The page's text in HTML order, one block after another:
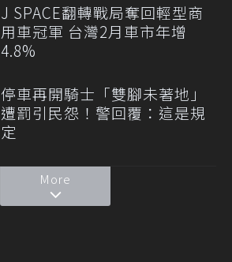
J SPACE翻轉戰局奪回輕型商
用車冠軍 台灣2月車市年增
4.8%
停車再開騎士「雙腳未著地」
遭罰引民怨！警回覆：這是規
定
More